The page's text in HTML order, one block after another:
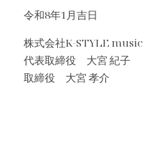
令和8年1月吉日
株式会社K-STYLE music
代表取締役　大宮 紀子
取締役　大宮 孝介